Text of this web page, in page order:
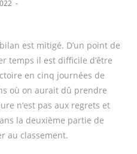
est mitigé. D’un point de
temps il est difficile d’être
en cinq journées de
où on aurait dû prendre
n’est pas aux regrets et
la deuxième partie de
au classement.